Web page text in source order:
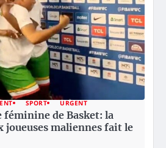
SPORT URGENT
féminine de Basket: la
joueuses maliennes fait le